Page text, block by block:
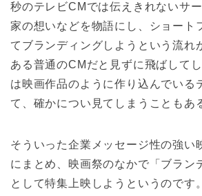
秒のテレビCMでは伝えきれないサ
家の想いなどを物語にし、ショート
てブランディングしようという流れ
ある普通のCMだと見ずに飛ばして
は映画作品のように作り込んでいる
て、確かについ見てしまうこともあ
そういった企業メッセージ性の強い
にまとめ、映画祭のなかで「ブラン
として特集上映しようというのです